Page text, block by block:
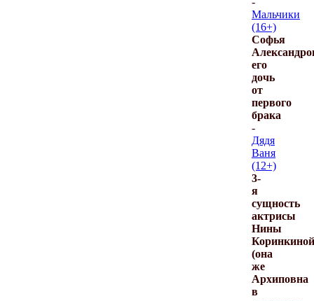
Мальчики
(16+)
Софья
его
дочь
от
первого
брака
-
Дядя
Ваня
(12+)
3-
я
сущность
актрисы
Нины
Коринкиной
(она
же
Архиповна
в